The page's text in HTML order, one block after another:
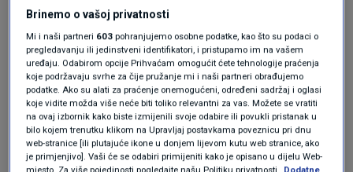
od prvotno najavljenih kandidatura, dok su se
neki pridružili drugima. Na koncu je u utrci
ostalo ovih sedmero:
Davor Bernardić (Nezavisna lista Servus
Zagreb, Nezavisna lista Dina Dogan,
Fokus, HSLS, HNS, Socijaldemokrati)
Brinemo o vašoj privatnosti
Mi i naši partneri 603 pohranjujemo osobne podatke, kao što su podaci o
pregledavanju ili jedinstveni identifikatori, i pristupamo im na vašem
uređaju. Odabirom opcije Prihvaćam omogućit ćete tehnologije praćenja
koje podržavaju svrhe za čije pružanje mi i naši partneri obrađujemo
podatke. Ako su alati za praćenje onemogućeni, određeni sadržaj i oglasi
koje vidite možda više neće biti toliko relevantni za vas. Možete se vratiti
na ovaj izbornik kako biste izmijenili svoje odabire ili povukli pristanak u
bilo kojem trenutku klikom na Upravljaj postavkama poveznicu pri dnu
web-stranice [ili plutajuće ikone u donjem lijevom kutu web stranice, ako
je primjenjivo]. Vaši će se odabiri primijeniti kako je opisano u dijelu Web-